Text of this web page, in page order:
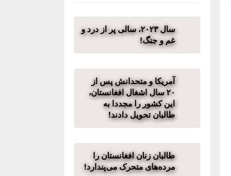
سال ۲۰۲۳، سالی پر از درد و
غم و جنگ!
آمریکا و متحدانش پس از
۲۰ سال اشغال افغانستان،
این کشور را مجددا به
طالبان تحویل دادند!
طالبان زنان افغانستان را
مرده‌های متحرک می‌پندارد!